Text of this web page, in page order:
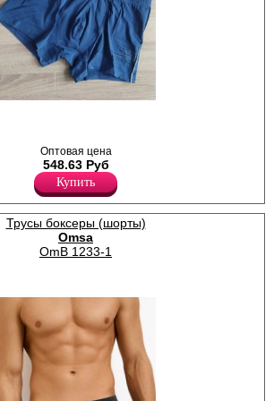
выше 30 градусов.
Хлопок 93%
Эластан 7%
Оптовая цена
548.63 Руб
Купить
Трусы боксеры (шорты)
Omsa
OmB 1233-1